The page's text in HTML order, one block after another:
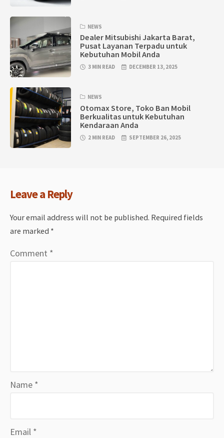
NEWS
Dealer Mitsubishi Jakarta Barat,
Pusat Layanan Terpadu untuk
Kebutuhan Mobil Anda
3 MIN READ DECEMBER 13, 2025
NEWS
Otomax Store, Toko Ban Mobil
Berkualitas untuk Kebutuhan
Kendaraan Anda
2 MIN READ SEPTEMBER 26, 2025
Leave a Reply
Your email address will not be published. Required fields
are marked *
Comment *
Name *
Email *